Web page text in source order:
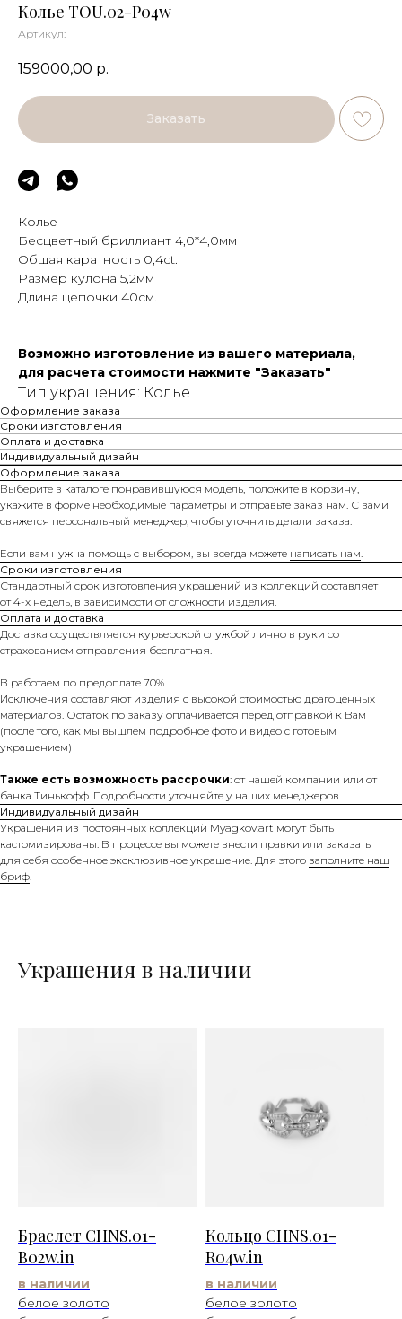
Колье TOU.02-P04w
Артикул:
159000,00 р.
Заказать
Колье
Бесцветный бриллиант 4,0*4,0мм
Общая каратность 0,4сt.
Размер кулона 5,2мм
Длина цепочки 40см.
Возможно изготовление из вашего материала,
для расчета стоимости нажмите "Заказать"
Тип украшения: Колье
Оформление заказа
Сроки изготовления
Оплата и доставка
Индивидуальный дизайн
Оформление заказа
Выберите в каталоге понравившуюся модель, положите в корзину,
укажите в форме необходимые параметры и отправьте заказ нам. С вами
свяжется персональный менеджер, чтобы уточнить детали заказа.
Если вам нужна помощь с выбором, вы всегда можете написать нам
Сроки изготовления
Стандартный срок изготовления украшений из коллекций составляет
от 4-х недель, в зависимости от сложности изделия.
Оплата и доставка
Доставка осуществляется курьерской службой лично в руки со
страхованием отправления бесплатная.
В работаем по предоплате 70%.
Исключения составляют изделия с высокой стоимостью драгоценных
материалов. Остаток по заказу оплачивается перед отправкой к Вам
(после того, как мы вышлем подробное фото и видео с готовым
украшением)
Также есть возможность рассрочки: от нашей компании или от
банка Тинькофф. Подробности уточняйте у наших менеджеров.
Индивидуальный дизайн
Украшения из постоянных коллекций Myagkov.art могут быть
кастомизированы. В процессе вы можете внести правки или заказать
для себя особенное эксклюзивное украшение. Для этого заполните наш
бриф
Украшения в наличии
Браслет CHNS.01-
B02w.in
в наличии
белое золото
Кольцо CHNS.01-
R04w.in
в наличии
белое золото